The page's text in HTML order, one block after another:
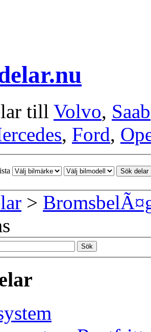
till Volvo, Saab
, Ford,
Sök delar
>
Sök